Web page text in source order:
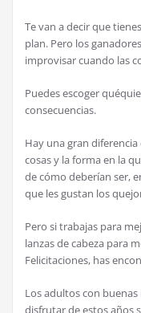
Te van a decir que
plan. Pero los
improvisar cuando las
Puedes escoger
consecuencias.
Hay una gran
cosas y la forma en la
de cómo deberían ser,
que les gustan los
Pero si trabajas para
lanzas de cabeza para
Felicitaciones, has
Los adultos con
disfrutar de estos años